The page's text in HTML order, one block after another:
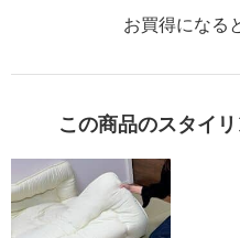
お買得になる
この商品のスタイ